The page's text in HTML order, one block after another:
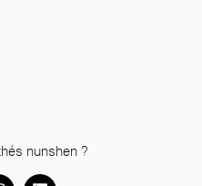
nunshen ?